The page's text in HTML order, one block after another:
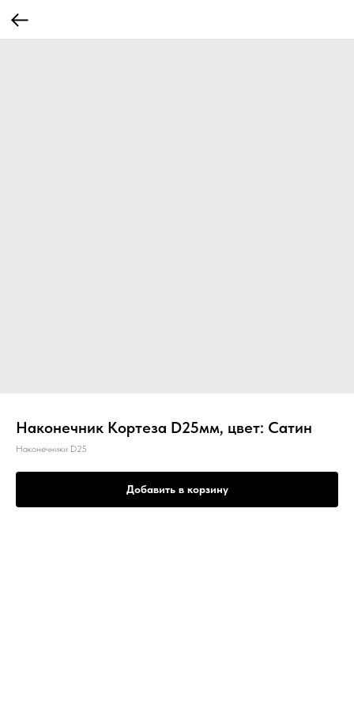
Наконечник Кортеза D25мм, цвет: Сатин
Наконечники D25
Добавить в корзину